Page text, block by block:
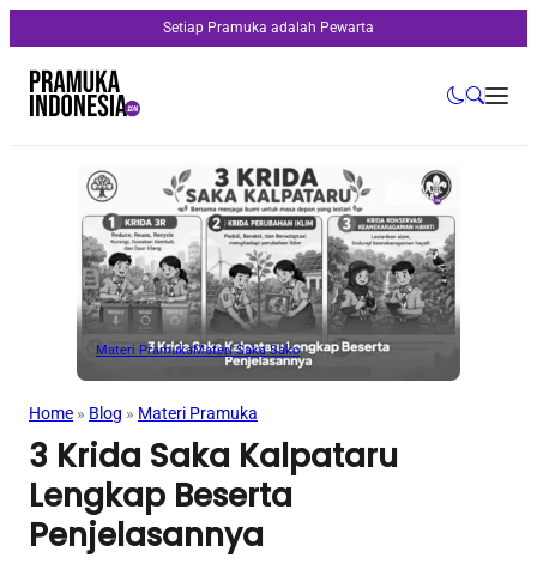
Setiap Pramuka adalah Pewarta
Materi PramukaMateri Saka Sako
Home » Blog » Materi Pramuka
3 Krida Saka Kalpataru
Lengkap Beserta
Penjelasannya